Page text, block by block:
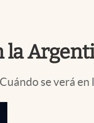
la
se verá